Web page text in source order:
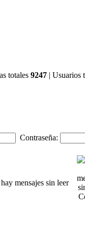
totales 9247 | Usuarios
Contraseña:
mensajes sin leer